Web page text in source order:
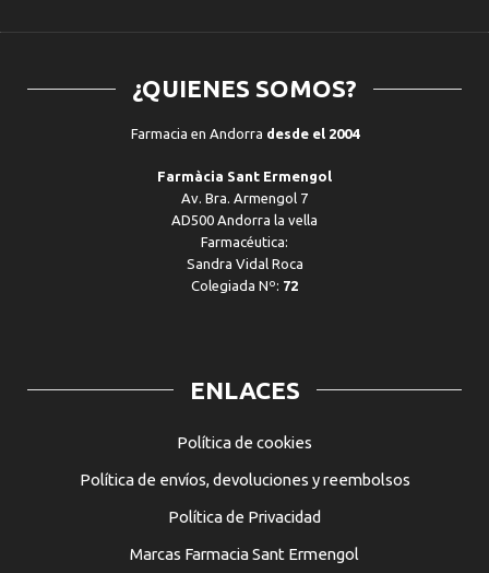
¿QUIENES SOMOS?
Farmacia en Andorra desde el 2004
Farmàcia Sant Ermengol
Av. Bra. Armengol 7
AD500 Andorra la vella
Farmacéutica:
Sandra Vidal Roca
Colegiada Nº: 72
ENLACES
Política de cookies
Política de envíos, devoluciones y reembolsos
Política de Privacidad
Marcas Farmacia Sant Ermengol